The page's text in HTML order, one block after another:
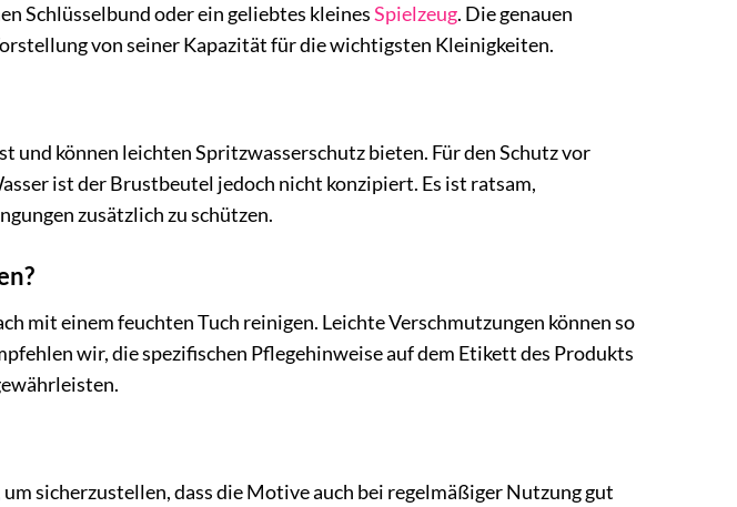
Schlüsselbund oder ein geliebtes kleinesSpielzeug. Die genauen
von seiner Kapazität für die wichtigsten Kleinigkeiten.
und können leichten Spritzwasserschutz bieten. Für den Schutz vor
ist der Brustbeutel jedoch nicht konzipiert. Es ist ratsam,
zusätzlich zu schützen.
mit einem feuchten Tuch reinigen. Leichte Verschmutzungen können so
wir, die spezifischen Pflegehinweise auf dem Etikett des Produkts
sicherzustellen, dass die Motive auch bei regelmäßiger Nutzung gut